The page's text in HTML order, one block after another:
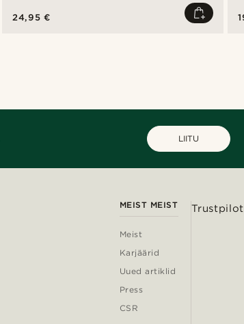
24,95 €
LIITU
MEIST MEIST
Meist
Karjäärid
Uued artiklid
Press
CSR
Trustpilot